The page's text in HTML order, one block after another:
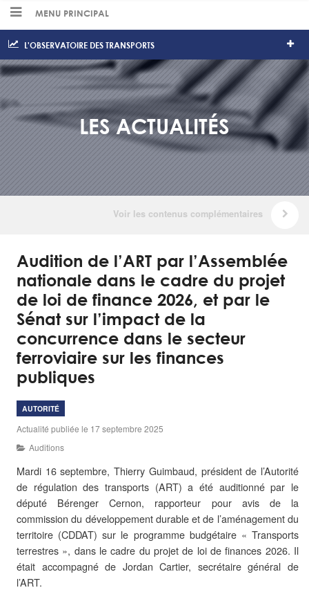
MENU PRINCIPAL
L'OBSERVATOIRE DES TRANSPORTS
LES ACTUALITÉS
Audition de l’ART par l’Assemblée
nationale dans le cadre du projet
de loi de finance 2026, et par le
Sénat sur l’impact de la
concurrence dans le secteur
ferroviaire sur les finances
publiques
AUTORITÉ
Actualité publiée le 17 septembre 2025
Auditions
Mardi 16 septembre, Thierry Guimbaud, président de l’Autorité
de régulation des transports (ART) a été auditionné par le
député Bérenger Cernon, rapporteur pour avis de la
commission du développement durable et de l’aménagement du
territoire (CDDAT) sur le programme budgétaire « Transports
terrestres », dans le cadre du projet de loi de finances 2026. Il
était accompagné de Jordan Cartier, secrétaire général de
l’ART.